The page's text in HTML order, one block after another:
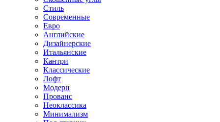
Стиль
Современные
Евро
Английские
Дизайнерские
Итальянские
Кантри
Классические
Лофт
Модерн
Прованс
Неоклассика
Минимализм